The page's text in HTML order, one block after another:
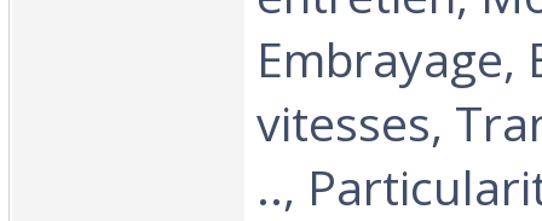
Embrayage,
vitesses,
..,